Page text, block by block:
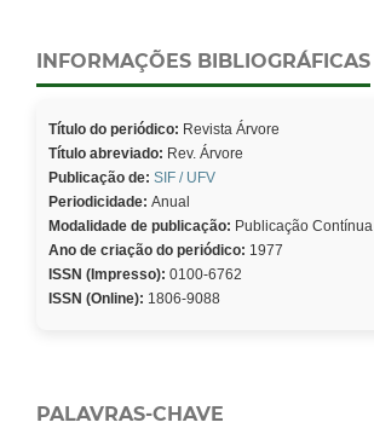
INFORMAÇÕES BIBLIOGRÁFICAS
Título do periódico: Revista Árvore
Título abreviado: Rev. Árvore
Publicação de: SIF / UFV
Periodicidade: Anual
Modalidade de publicação: Publicação Contínua
Ano de criação do periódico: 1977
ISSN (Impresso): 0100-6762
ISSN (Online): 1806-9088
PALAVRAS-CHAVE